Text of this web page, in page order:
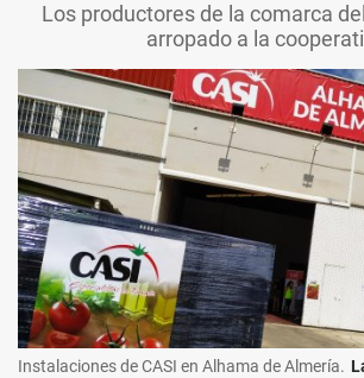
Los productores de la comarca
arropado a la
Instalaciones de CASI en Alhama de Almería.